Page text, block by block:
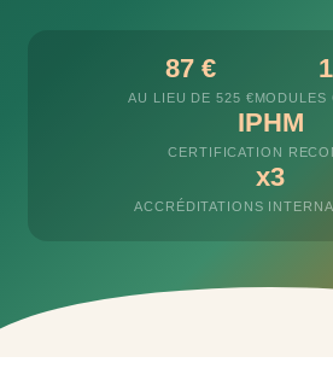
87 €
AU LIEU DE 525 €MODULES
IPHM
CERTIFICATION
x3
ACCRÉDITATIONS